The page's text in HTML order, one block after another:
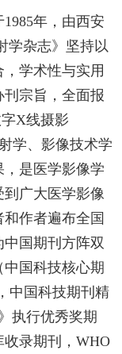
年，由西安
学杂志》坚持以
学术性与实用
宗旨，全面报
X线摄影
学、影像技术学
是医学影像学
广大医学影像
作者遍布全国
国期刊方阵双
国科技核心期
中国科技期刊精
执行优秀奖期
录期刊，WHO